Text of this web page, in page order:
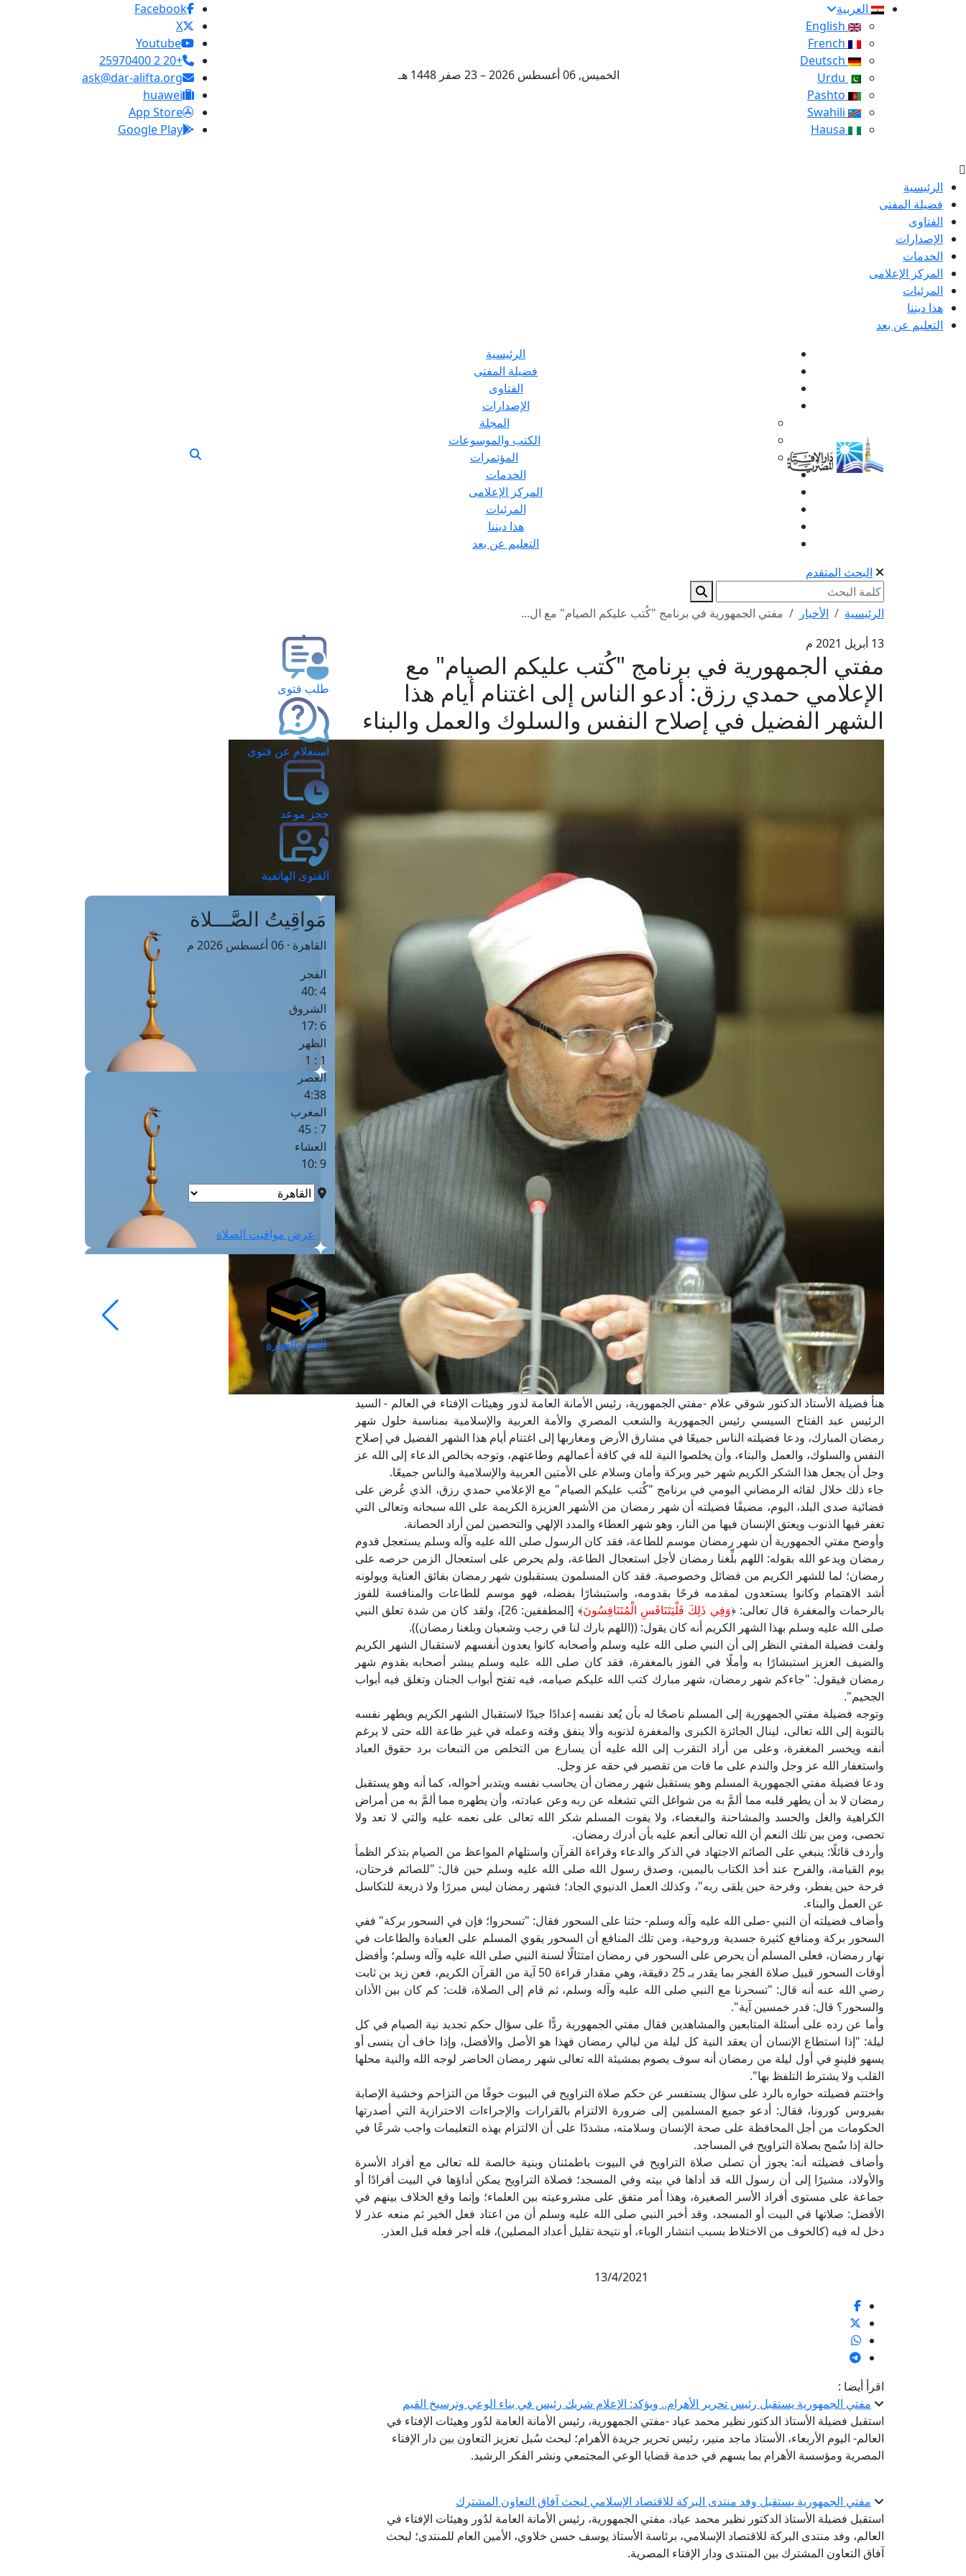
العربية
الخميس, 06 أغسطس 2026 – 23 صفر 1448 هـ
Facebook
X
Youtube
+20 2 25970400
ask@dar-alifta.org
huawei
App Store
Google Play
الرئيسية
فضيلة المفتى
الفتاوى
الإصدارات
الخدمات
المركز الإعلامى
المرئيات
هذا ديننا
التعليم عن بعد
الرئيسية
فضيلة المفتى
الفتاوى
الإصدارات
المجلة
الكتب والموسوعات
المؤتمرات
الخدمات
المركز الإعلامى
المرئيات
هذا ديننا
التعليم عن بعد
البحث المتقدم
الرئيسية الأخبار
مفتي الجمهورية في برنامج "كُتب عليكم الصيام" مع ال...
13 أبريل 2021 م
مفتي الجمهورية في برنامج "كُتب عليكم الصيام" مع
الإعلامي حمدي رزق: أدعو الناس إلى اغتنام أيام هذا
الشهر الفضيل في إصلاح النفس والسلوك والعمل والبناء
هنأ فضيلة الأستاذ الدكتور شوقي علام -مفتي الجمهورية، رئيس الأمانة العامة لدور وهيئات الإفتاء في العالم - السيد
الرئيس عبد الفتاح السيسي رئيس الجمهورية والشعب المصري والأمة العربية والإسلامية بمناسبة حلول شهر
رمضان المبارك، ودعا فضيلته الناس جميعًا في مشارق الأرض ومغاربها إلى اغتنام أيام هذا الشهر الفضيل في إصلاح
النفس والسلوك، والعمل والبناء، وأن يخلصوا النية لله في كافة أعمالهم وطاعتهم، وتوجه بخالص الدعاء إلى الله عز
وجل أن يجعل هذا الشكر الكريم شهر خير وبركة وأمان وسلام على الأمتين العربية والإسلامية والناس جميعًا.
جاء ذلك خلال لقائه الرمضاني اليومي في برنامج "كُتب عليكم الصيام" مع الإعلامي حمدي رزق، الذي عُرض على
فضائية صدى البلد، اليوم، مضيفًا فضيلته أن شهر رمضان من الأشهر العزيزة الكريمة على الله سبحانه وتعالى التي
تغفر فيها الذنوب ويعتق الإنسان فيها من النار، وهو شهر العطاء والمدد الإلهي والتحصين لمن أراد الحصانة.
وأوضح مفتي الجمهورية أن شهر رمضان موسم للطاعة، فقد كان الرسول صلى الله عليه وآله وسلم يستعجل قدوم
رمضان ويدعو الله بقوله: اللهم بلِّغنا رمضان لأجل استعجال الطاعة، ولم يحرص على استعجال الزمن حرصه على
رمضان؛ لما للشهر الكريم من فضائل وخصوصية. فقد كان المسلمون يستقبلون شهر رمضان بفائق العناية ويولونه
أشد الاهتمام وكانوا يستعدون لمقدمه فرحًا بقدومه، واستبشارًا بفضله، فهو موسم للطاعات والمنافسة للفوز
بالرحمات والمغفرة قال تعالى: ﴿وَفِي ذَلِكَ فَلْيَتَنَافَسِ الْمُتَنَافِسُونَ
﴾ [المطففين: 26]، ولقد كان من شدة تعلق النبي
صلى الله عليه وسلم بهذا الشهر الكريم أنه كان يقول: ((اللهم بارك لنا في رجب وشعبان وبلغنا رمضان)).
ولفت فضيلة المفتي النظر إلى أن النبي صلى الله عليه وسلم وأصحابه كانوا يعدون أنفسهم لاستقبال الشهر الكريم
والضيف العزيز استبشارًا به وأملًا في الفوز بالمغفرة، فقد كان صلى الله عليه وسلم يبشر أصحابه بقدوم شهر
رمضان فيقول: "جاءكم شهر رمضان، شهر مبارك كتب الله عليكم صيامه، فيه تفتح أبواب الجنان وتغلق فيه أبواب
الجحيم".
وتوجه فضيلة مفتي الجمهورية إلى المسلم ناصحًا له بأن يُعد نفسه إعدادًا جيدًا لاستقبال الشهر الكريم ويطهر نفسه
بالتوبة إلى الله تعالى، لينال الجائزة الكبرى والمغفرة لذنوبه وألا ينفق وقته وعمله في غير طاعة الله حتى لا يرغم
أنفه ويخسر المغفرة، وعلى من أراد التقرب إلى الله عليه أن يسارع من التخلص من التبعات برد حقوق العباد
واستغفار الله عز وجل والندم على ما فات من تقصير في حقه عز وجل.
ودعا فضيلة مفتي الجمهورية المسلم وهو يستقبل شهر رمضان أن يحاسب نفسه ويتدبر أحواله، كما أنه وهو يستقبل
رمضان لا بد أن يطهر قلبه مما ألمَّ به من شواغل التي تشغله عن ربه وعن عبادته، وأن يطهره مما ألمَّ به من أمراض
الكراهية والغل والحسد والمشاحنة والبغضاء، ولا يفوت المسلم شكر الله تعالى على نعمه عليه والتي لا تعد ولا
تحصى، ومن بين تلك النعم أن الله تعالى أنعم عليه بأن أدرك رمضان.
وأردف قائلًا: ينبغي على الصائم الاجتهاد في الذكر والدعاء وقراءة القرآن واستلهام المواعظ من الصيام بتذكر الظمأ
يوم القيامة، والفرح عند أخذ الكتاب باليمين، وصدق رسول الله صلى الله عليه وسلم حين قال: "للصائم فرحتان،
فرحة حين يفطر، وفرحة حين يلقى ربه"، وكذلك العمل الدنيوي الجاد؛ فشهر رمضان ليس مبررًا ولا ذريعة للتكاسل
عن العمل والبناء.
وأضاف فضيلته أن النبي -صلى الله عليه وآله وسلم- حثنا على السحور فقال: "تسحروا؛ فإن في السحور بركة" ففي
السحور بركة ومنافع كثيرة جسدية وروحية، ومن تلك المنافع أن السحور يقوي المسلم على العبادة والطاعات في
نهار رمضان، فعلى المسلم أن يحرص على السحور في رمضان امتثالًا لسنة النبي صلى الله عليه وآله وسلم؛ وأفضل
أوقات السحور قبيل صلاة الفجر بما يقدر بـ 25 دقيقة، وهي مقدار قراءة 50 آية من القرآن الكريم، فعن زيد بن ثابت
رضي الله عنه أنه قال: "تسحرنا مع النبي صلى الله عليه وآله وسلم، ثم قام إلى الصلاة، قلت: كم كان بين الأذان
والسحور؟ قال: قدر خمسين آية".
وأما عن رده على أسئلة المتابعين والمشاهدين فقال مفتي الجمهورية ردًّا على سؤال حكم تجديد نية الصيام في كل
ليلة: "إذا استطاع الإنسان أن يعقد النية كل ليلة من ليالي رمضان فهذا هو الأصل والأفضل، وإذا خاف أن ينسى أو
يسهو فلينوِ في أول ليلة من رمضان أنه سوف يصوم بمشيئة الله تعالى شهر رمضان الحاضر لوجه الله والنية محلها
القلب ولا يشترط التلفظ بها".
واختتم فضيلته حواره بالرد على سؤال يستفسر عن حكم صلاة التراويح في البيوت خوفًا من التزاحم وخشية الإصابة
بفيروس كورونا، فقال: أدعو جميع المسلمين إلى ضرورة الالتزام بالقرارات والإجراءات الاحترازية التي أصدرتها
الحكومات من أجل المحافظة على صحة الإنسان وسلامته، مشددًا على أن الالتزام بهذه التعليمات واجب شرعًا في
حالة إذا سُمح بصلاة التراويح في المساجد.
وأضاف فضيلته أنه: يجوز أن تصلى صلاة التراويح في البيوت باطمئنان وبنية خالصة لله تعالى مع أفراد الأسرة
والأولاد، مشيرًا إلى أن رسول الله قد أداها في بيته وفي المسجد؛ فصلاة التراويح يمكن أداؤها في البيت أفرادًا أو
جماعة على مستوى أفراد الأسر الصغيرة، وهذا أمر متفق على مشروعيته بين العلماء؛ وإنما وقع الخلاف بينهم في
الأفضل: صلاتها في البيت أو المسجد، وقد أخبر النبي صلى الله عليه وسلم أن من اعتاد فعل الخير ثم منعه عذر لا
دخل له فيه (كالخوف من الاختلاط بسبب انتشار الوباء، أو نتيجة تقليل أعداد المصلين)، فله أجر فعله قبل العذر.
13/4/2021
اقرأ أيضا :
مفتي الجمهورية يستقبل رئيس تحرير الأهرام.. ويؤكد: الإعلام شريك رئيس في بناء الوعي وترسيخ القيم
استقبل فضيلة الأستاذ الدكتور نظير محمد عياد -مفتي الجمهورية، رئيس الأمانة العامة لدُور وهيئات الإفتاء في
العالم- اليوم الأربعاء، الأستاذ ماجد منير، رئيس تحرير جريدة الأهرام؛ لبحث سُبل تعزيز التعاون بين دار الإفتاء
المصرية ومؤسسة الأهرام بما يسهم في خدمة قضايا الوعي المجتمعي ونشر الفكر الرشيد.
مفتي الجمهورية يستقبل وفد منتدى البركة للاقتصاد الإسلامي لبحث آفاق التعاون المشترك
استقبل فضيلة الأستاذ الدكتور نظير محمد عياد، مفتي الجمهورية، رئيس الأمانة العامة لدُور وهيئات الإفتاء في
العالم، وفد منتدى البركة للاقتصاد الإسلامي، برئاسة الأستاذ يوسف حسن خلاوي، الأمين العام للمنتدى؛ لبحث
آفاق التعاون المشترك بين المنتدى ودار الإفتاء المصرية.
طلب فتوى
استعلام عن فتوى
حجز موعد
الفتوى الهاتفية
مَواقِيتُ الصَّـــلاة
القاهرة · 06 أغسطس 2026 م
الفجر
4 :40
الشروق
6 :17
الظهر
1 : 1
العصر
4:38
المغرب
7 : 45
العشاء
9 :10
عرض مواقيت الصلاة
الحج والعمرة